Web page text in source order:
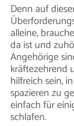
Denn auf
alleine,
da ist und
Angehörige
kräftezehrend
hilfreich sein,
spazieren zu
einfach für
schlafen.